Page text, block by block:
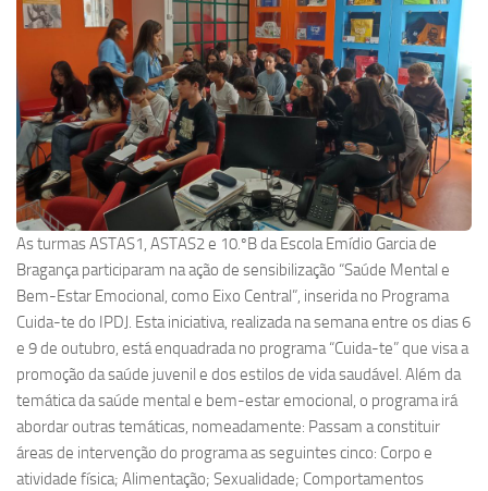
As turmas ASTAS1, ASTAS2 e 10.ºB da Escola Emídio Garcia de
Bragança participaram na ação de sensibilização “Saúde Mental e
Bem-Estar Emocional, como Eixo Central”, inserida no Programa
Cuida-te do IPDJ. Esta iniciativa, realizada na semana entre os dias 6
e 9 de outubro, está enquadrada no programa “Cuida-te” que visa a
promoção da saúde juvenil e dos estilos de vida saudável. Além da
temática da saúde mental e bem-estar emocional, o programa irá
abordar outras temáticas, nomeadamente: Passam a constituir
áreas de intervenção do programa as seguintes cinco: Corpo e
atividade física; Alimentação; Sexualidade; Comportamentos